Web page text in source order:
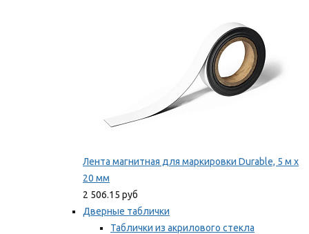
Лента магнитная для маркировки Durable, 5 м х
20 мм
2 506.15 руб
Дверные таблички
Таблички из акрилового стекла